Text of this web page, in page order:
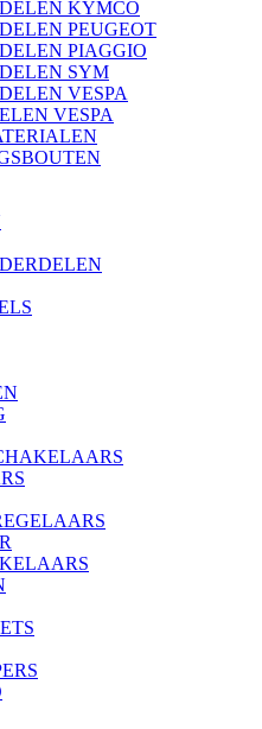
KYMCO
PEUGEOT
PIAGGIO
SYM
VESPA
VESPA